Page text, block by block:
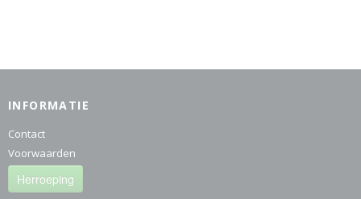
INFORMATIE
Contact
Voorwaarden
Herroeping